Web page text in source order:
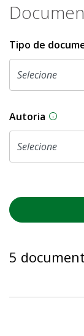
Tipo de
Autoria As
5